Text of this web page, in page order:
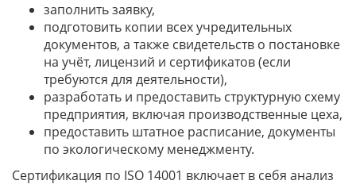
заполнить заявку,
подготовить копии всех учредительных
документов, а также свидетельств о постановке
на учёт, лицензий и сертификатов (если
требуются для деятельности),
разработать и предоставить структурную схему
предприятия, включая производственные цеха,
предоставить штатное расписание, документы
по экологическому менеджменту.
Сертификация по ISO 14001 включает в себя анализ